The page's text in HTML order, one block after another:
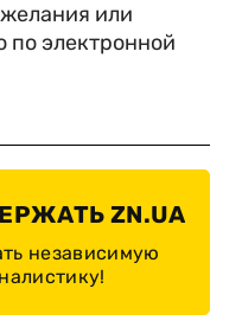
или
по электронной
ZN.UA
независимую